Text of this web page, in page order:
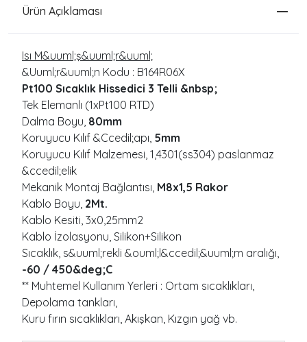
Ürün Açıklaması
Isı M&uuml;ş&uuml;r&uuml;
&Uuml;r&uuml;n Kodu : B164R06X
Pt100 Sıcaklık Hissedici 3 Telli &nbsp;
Tek Elemanlı (1xPt100 RTD)
Dalma Boyu, 80mm
Koruyucu Kılıf &Ccedil;apı, 5mm
Koruyucu Kılıf Malzemesi, 1,4301(ss304) paslanmaz
&ccedil;elik
Mekanik Montaj Bağlantısı, M8x1,5 Rakor
Kablo Boyu, 2Mt.
Kablo Kesiti, 3x0,25mm2
Kablo İzolasyonu, Silikon+Silikon
Sıcaklık, s&uuml;rekli &ouml;l&ccedil;&uuml;m aralığı,
-60 / 450&deg;C
** Muhtemel Kullanım Yerleri : Ortam sıcaklıkları,
Depolama tankları,
Kuru fırın sıcaklıkları, Akışkan, Kızgın yağ vb.